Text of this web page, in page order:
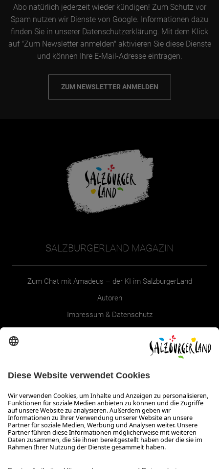
Abo natürlich jederzeit wieder kündigen! Zum Schutz vor
Spam nutzen wir Dienste von Google. Informationen dazu
finden Sie in unserer Datenschutzerklärung. Mit dem Klick
auf "Zum Newsletter anmelden" aktivieren Sie diese Dienste
und können Ihre E-Mail-Adresse eintragen.
ZUM NEWSLETTER ANMELDEN
SALZBURGERLAND MAGAZIN
Zum Chat mit Amadeus – der KI im SalzburgerLand
Autoren
Impressum & Datenschutz
SALZBURGERLAND
Infos zum Urlaub im SalzburgerLand
Veranstaltungen im SalzburgerLand
Aktuelle Urlaubsangebote
Newsroom